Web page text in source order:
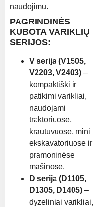
naudojimu.
PAGRINDINĖS
KUBOTA VARIKLIŲ
SERIJOS:
V serija (V1505,
V2203, V2403) –
kompaktiški ir
patikimi varikliai,
naudojami
traktoriuose,
krautuvuose, mini
ekskavatoriuose ir
pramoninėse
mašinose.
D serija (D1105,
D1305, D1405) –
dyzeliniai varikliai,